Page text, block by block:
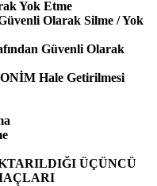
Yok Etme
Olarak Silme / Yok
Güvenli Olarak
Hale Getirilmesi
ÜÇÜNCÜ